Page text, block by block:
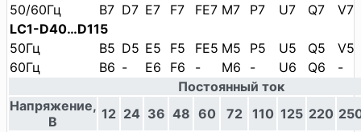
50/60Гц
B7 D7 E7 F7 FE7 M7 P7 U7 Q7
V7
LC1-D40…D115
50Гц
B5 D5 E5 F5 FE5 M5 P5 U5 Q5
V5
60Гц
B6 - E6 F6 - M6 - U6 Q6
-
Постоянный ток
Напряжение,
В
12 24 36 48 60 72 110 125 220